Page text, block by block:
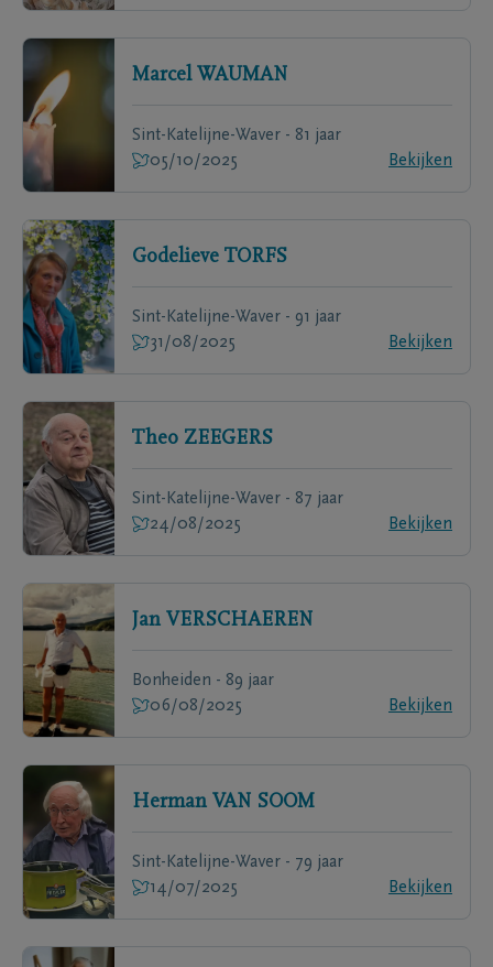
Marcel WAUMAN
Sint-Katelijne-Waver - 81 jaar
05/10/2025
Bekijken
Godelieve TORFS
Sint-Katelijne-Waver - 91 jaar
31/08/2025
Bekijken
Theo ZEEGERS
Sint-Katelijne-Waver - 87 jaar
24/08/2025
Bekijken
Jan VERSCHAEREN
Bonheiden - 89 jaar
06/08/2025
Bekijken
Herman VAN SOOM
Sint-Katelijne-Waver - 79 jaar
14/07/2025
Bekijken